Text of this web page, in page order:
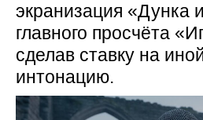
экранизация «Дунка
главного просчёта
сделав ставку на
интонацию.